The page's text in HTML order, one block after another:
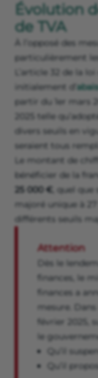
Évolution
de TVA
À l’opposé des
particulièrement
L’article 32 de la
initialement d’
partir du 1er mars
2025 telle
divers seuils en
seraient tous
Le montant de
bénéficier de la
25 000 €
, quel
majoré unique à
différents seuils
Attention
Dès le
finances, le
finances a
mesure.
février 2025,
le
Qu’il
Qu’il